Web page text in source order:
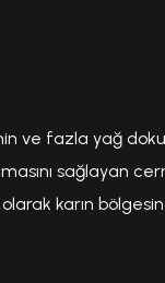
ve fazla yağ
sağlayan
olarak karın